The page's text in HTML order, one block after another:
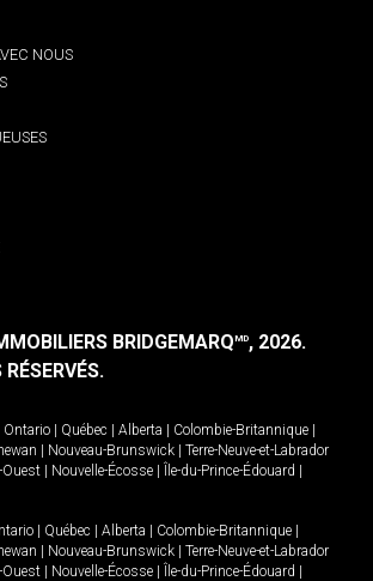
NOUS
BRIDGEMARQMD, 2026.
Ontario Québec Alberta Colombie-Britannique
Nouveau-Brunswick
Terre-Neuve-et-Labrador
Ouest Nouvelle-Écosse Île-du-Prince-Édouard
Québec Alberta Colombie-Britannique
Nouveau-Brunswick
Terre-Neuve-et-Labrador
Ouest Nouvelle-Écosse Île-du-Prince-Édouard